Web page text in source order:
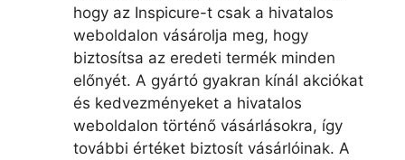
hogy az Inspicure-t csak a hivatalos
weboldalon vásárolja meg, hogy
biztosítsa az eredeti termék minden
előnyét. A gyártó gyakran kínál akciókat
és kedvezményeket a hivatalos
weboldalon történő vásárlásokra, így
további értéket biztosít vásárlóinak. A